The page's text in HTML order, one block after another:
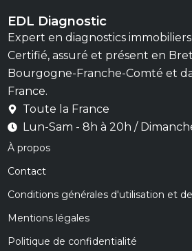
EDL Diagnostic
Expert en diagnostics immobiliers
Certifié, assuré et présent en
Bourgogne-Franche-Comté et
France.
Toute la France
Lun-Sam - 8h à 20h /
À propos
Contact
Conditions générales d'utilisation et
Mentions légales
Politique de confidentialité